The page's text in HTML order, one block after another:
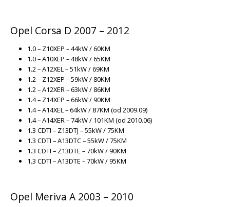
Opel Corsa D 2007 – 2012
1.0 – Z10XEP – 44kW / 60KM
1.0 – A10XEP – 48kW / 65KM
1.2 – A12XEL – 51kW / 69KM
1.2 – Z12XEP – 59kW / 80KM
1.2 – A12XER – 63kW / 86KM
1.4 – Z14XEP – 66kW / 90KM
1.4 – A14XEL – 64kW / 87KM (od 2009.09)
1.4 – A14XER – 74kW / 101KM (od 2010.06)
1.3 CDTI – Z13DTJ – 55kW / 75KM
1.3 CDTI – A13DTC – 55kW / 75KM
1.3 CDTI – Z13DTE – 70kW / 90KM
1.3 CDTI – A13DTE – 70kW / 95KM
Opel Meriva A 2003 – 2010